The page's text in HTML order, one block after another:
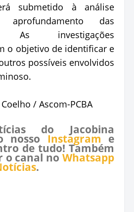
submetido à análise
das
As investigações
o objetivo de identificar e
possíveis envolvidos
/ Ascom-PCBA
do Jacobina
nosso Instagram e
de tudo! Também
o canal no Whatsapp
.